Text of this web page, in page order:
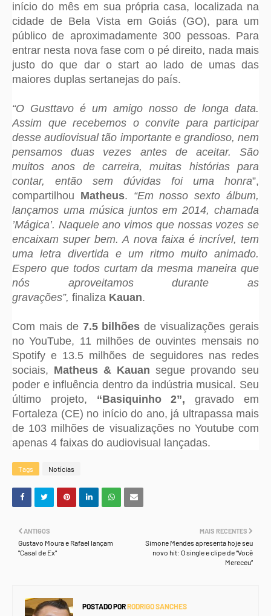
início do mês em sua própria casa, localizada na
cidade de Bela Vista em Goiás (GO), para um
público de aproximadamente 300 pessoas. Para
entrar nesta nova fase com o pé direito, nada mais
justo do que dar o start ao lado de umas das
maiores duplas sertanejas do país.
“O Gusttavo é um amigo nosso de longa data.
Assim que recebemos o convite para participar
desse audiovisual tão importante e grandioso, nem
pensamos duas vezes antes de aceitar. São
muitos anos de carreira, muitas histórias para
contar, então sem dúvidas foi uma honra”,
compartilhou Matheus. “Em nosso sexto álbum,
lançamos uma música juntos em 2014, chamada
’Mágica’. Naquele ano vimos que nossas vozes se
encaixam super bem. A nova faixa é incrível, tem
uma letra divertida e um ritmo muito animado.
Espero que todos curtam da mesma maneira que
nós aproveitamos durante as
gravações”, finaliza Kauan.
Com mais de 7.5 bilhões de visualizações gerais
no YouTube, 11 milhões de ouvintes mensais no
Spotify e 13.5 milhões de seguidores nas redes
sociais, Matheus & Kauan segue provando seu
poder e influência dentro da indústria musical. Seu
último projeto, “Basiquinho 2”, gravado em
Fortaleza (CE) no início do ano, já ultrapassa mais
de 103 milhões de visualizações no Youtube com
apenas 4 faixas do audiovisual lançadas.
Tags Notícias
MAIS RECENTES
Simone Mendes apresenta hoje seu
novo hit: O single e clipe de “Você
Mereceu”
ANTIGOS
Gustavo Moura e Rafael lançam
"Casal de Ex"
POSTADO PORRODRIGO SANCHES